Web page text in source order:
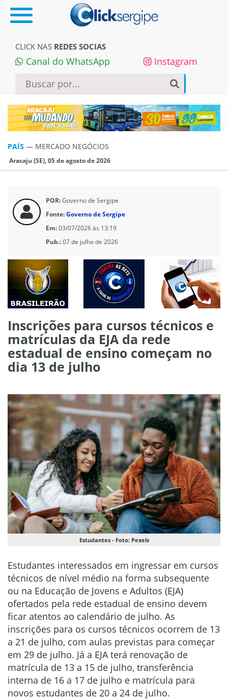
CLICK NAS REDES SOCIAS
Canal do WhatsApp Instagram
PAÍS — MERCADO NEGÓCIOS
Aracaju (SE), 05 de agosto de 2026
POR:Governo de Sergipe
Fonte:Governo de Sergipe
Em:03/07/2026 às 13:19
Pub.:07 de julho de 2026
Inscrições para cursos técnicos e
matrículas da EJA da rede
estadual de ensino começam no
dia 13 de julho
Estudantes - Foto: Pexels
Estudantes interessados em ingressar em cursos
técnicos de nível médio na forma subsequente
ou na Educação de Jovens e Adultos (EJA)
ofertados pela rede estadual de ensino devem
ficar atentos ao calendário de julho. As
inscrições para os cursos técnicos ocorrem de 13
a 21 de julho, com aulas previstas para começar
em 29 de julho. Já a EJA terá renovação de
matrícula de 13 a 15 de julho, transferência
interna de 16 a 17 de julho e matrícula para
novos estudantes de 20 a 24 de julho.